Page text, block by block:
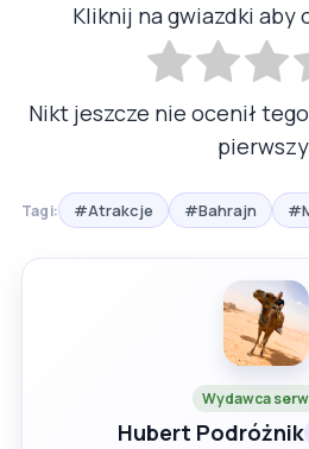
Kliknij na gwiazdki aby
Nikt jeszcze nie ocenił
Tagi: #Atrakcje #Bahrajn
Wydawca
Hubert Podróżnik